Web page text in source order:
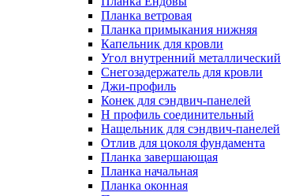
Планка ветровая
Планка примыкания нижняя
Капельник для кровли
Угол внутренний металлический
Снегозадержатель для кровли
Джи-профиль
Конек для сэндвич-панелей
Н профиль соединительный
Нащельник для сэндвич-панелей
Отлив для цоколя фундамента
Планка завершающая
Планка начальная
Планка оконная